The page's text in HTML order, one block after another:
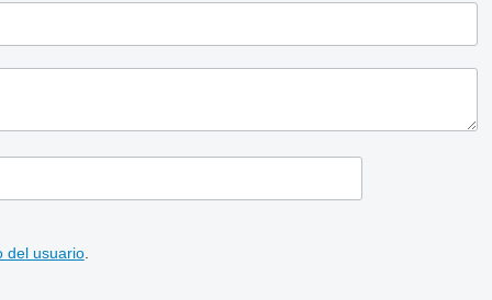
del usuario.